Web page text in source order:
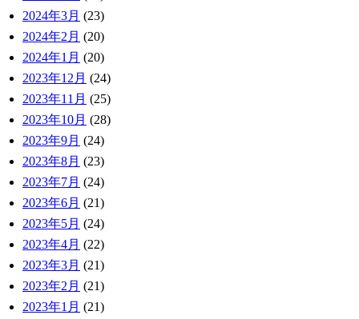
2024年3月 (23)
2024年2月 (20)
2024年1月 (20)
2023年12月 (24)
2023年11月 (25)
2023年10月 (28)
2023年9月 (24)
2023年8月 (23)
2023年7月 (24)
2023年6月 (21)
2023年5月 (24)
2023年4月 (22)
2023年3月 (21)
2023年2月 (21)
2023年1月 (21)